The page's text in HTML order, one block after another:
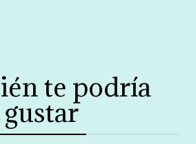
te podría
gustar